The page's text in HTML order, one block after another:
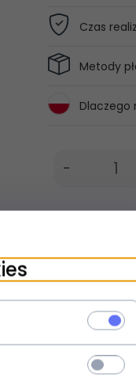
Czas
Metody
Dlaczego
do zapoznania się